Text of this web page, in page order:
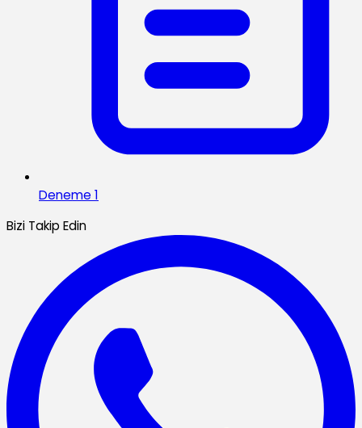
Deneme 1
Bizi Takip Edin